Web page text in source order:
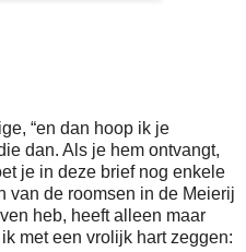
“en dan hoop ik je
dan. Als je hem ontvangt,
je in deze brief nog enkele
van de roomsen in de Meierij
heb, heeft alleen maar
met een vrolijk hart zeggen: